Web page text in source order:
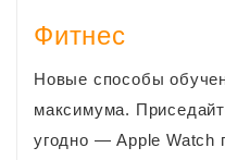
Фитнес
Новые способы
максимума.
угодно — Apple Watch